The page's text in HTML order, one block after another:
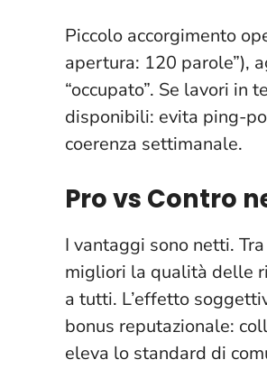
Piccolo accorgimento
apertura: 120 parole”),
“occupato”. Se lavori in
disponibili: evita ping-
coerenza settimanale.
Pro vs Contro
I vantaggi sono netti.
migliori la qualità delle
a tutti. L’effetto
bonus reputazionale:
eleva lo standard di